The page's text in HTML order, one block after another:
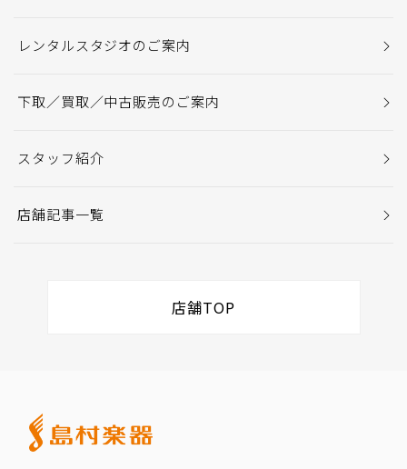
レンタルスタジオのご案内
下取／買取／中古販売のご案内
スタッフ紹介
店舗記事一覧
店舗TOP